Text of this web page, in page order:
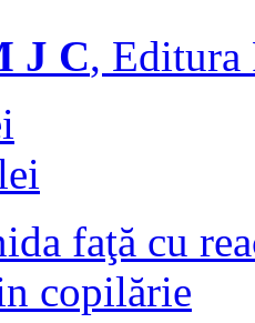
J C, Editura
faţă cu
copilărie